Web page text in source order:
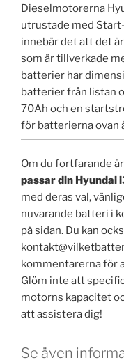
Dieselmotorerna
utrustade med
innebär det att det
som är tillverkade
batterier har
batterier från listan
70Ah och en
för batterierna ovan
Om du fortfarande
passar din Hyundai
med deras val,
nuvarande batteri i
på sidan. Du kan
kommentarerna för
Glöm inte att
motorns kapacitet
att assistera dig!
Se även